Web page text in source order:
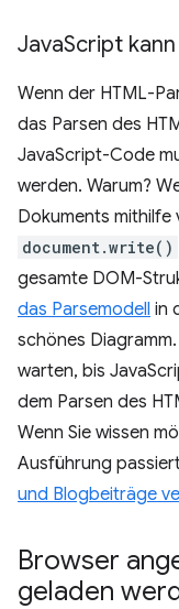
JavaScript
Wenn der HTML-
das Parsen des
JavaScript-Code
werden. Warum?
Dokuments mithilfe
document.write()
gesamte DOM-
das Parsemodell in
schönes
warten, bis
dem Parsen des
Wenn Sie wissen
Ausführung
und Blogbeiträge
Browser
geladen